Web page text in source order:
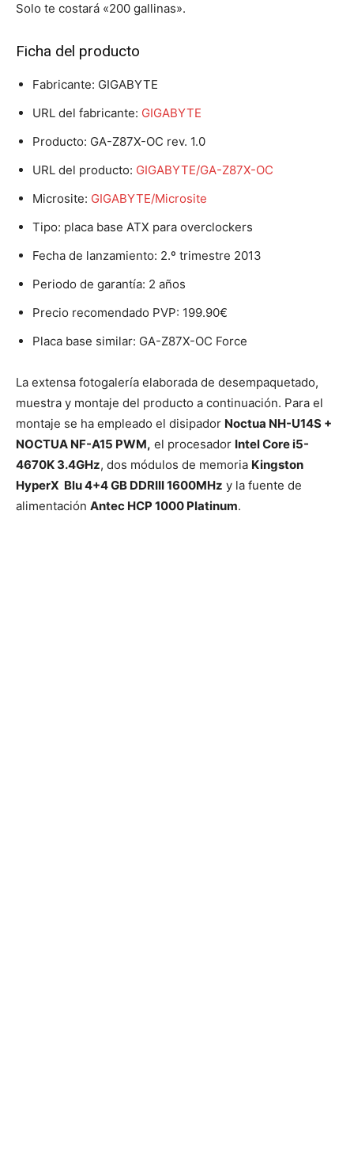
Solo te costará «200 gallinas».
Ficha del producto
Fabricante: GIGABYTE
URL del fabricante: GIGABYTE
Producto: GA-Z87X-OC rev. 1.0
URL del producto: GIGABYTE/GA-Z87X-OC
Microsite: GIGABYTE/Microsite
Tipo: placa base ATX para overclockers
Fecha de lanzamiento: 2.º trimestre 2013
Periodo de garantía: 2 años
Precio recomendado PVP: 199.90€
Placa base similar: GA-Z87X-OC Force
La extensa fotogalería elaborada de desempaquetado,
muestra y montaje del producto a continuación. Para el
montaje se ha empleado el disipador Noctua NH-U14S +
NOCTUA NF-A15 PWM, el procesador Intel Core i5-
4670K 3.4GHz, dos módulos de memoria Kingston
HyperX Blu 4+4 GB DDRIII 1600MHz y la fuente de
alimentación Antec HCP 1000 Platinum.